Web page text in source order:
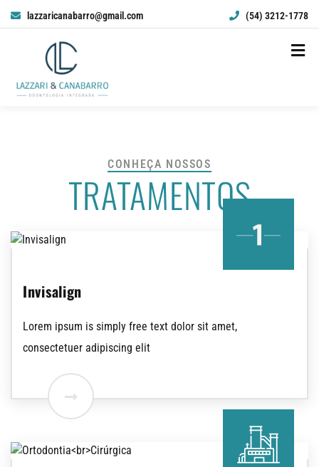
lazzaricanabarro@gmail.com (54) 3212-1778
CONHEÇA NOSSOS
TRATAMENTOS
Invisalign
Lorem ipsum is simply free text dolor sit amet,
consectetuer adipiscing elit